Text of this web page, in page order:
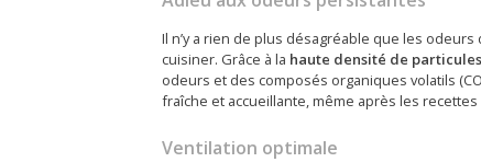
Il n’y a rien de plus désagréable que les
cuisiner. Grâce à la haute densité de
odeurs et des composés organiques volatils
fraîche et accueillante, même après les
Ventilation optimale